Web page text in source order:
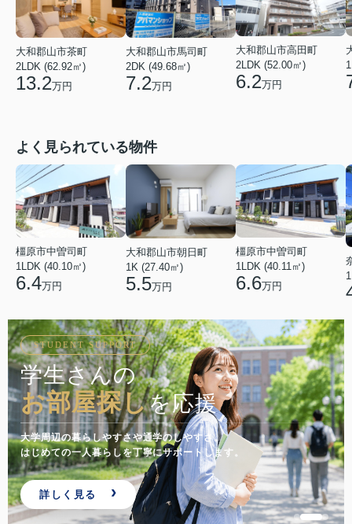
大和郡山市茶町
2LDK (62.92㎡)
13.2万円
大和郡山市馬司町
2DK (49.68㎡)
7.2万円
大和郡山市高田町
2LDK (52.00㎡)
6.2万円
よく見られている物件
橿原市中曽司町
1LDK (40.10㎡)
6.4万円
大和郡山市朝日町
1K (27.40㎡)
5.5万円
橿原市中曽司町
1LDK (40.11㎡)
6.6万円
STUDENT SUPPORT
学生さんの
お部屋探しを応援
大学周辺の暮らしやすさや通学のしやすさ。
はじめての一人暮らしを丁寧にサポートします。
詳しく見る